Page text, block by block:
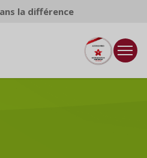
la différence